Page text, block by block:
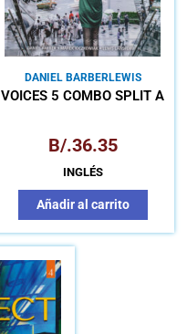
DANIEL BARBERLEWIS
LANSFORD MARECK
KICZKOWIAK
VOICES 5 COMBO SPLIT A
B/.36.35
INGLÉS
Añadir al carrito